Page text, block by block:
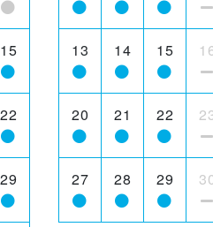
15
22
29
13 14 15
20 21 22
27 28 29